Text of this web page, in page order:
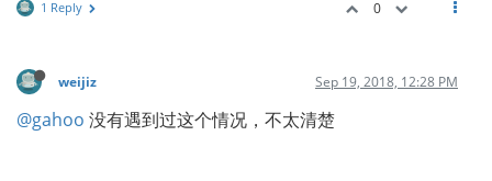
1 Reply 0
weijiz Sep 19, 2018, 12:28 PM
@gahoo 没有遇到过这个情况，不太清楚